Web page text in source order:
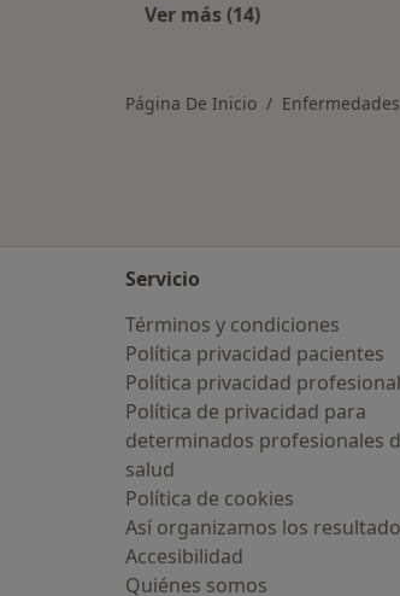
Ver más (14)
Página De Inicio Enfermedades
Servicio
Términos y condiciones
Política privacidad pacientes
Política privacidad
Política de privacidad para
determinados profesionales
salud
Política de cookies
Así organizamos los
Accesibilidad
Quiénes somos